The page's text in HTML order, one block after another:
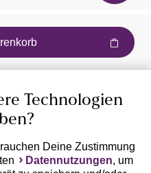
Technologien
Deine Zustimmung
Datennutzungen, um